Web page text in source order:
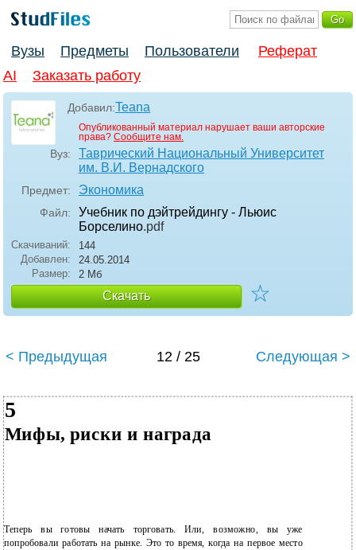
Вузы Предметы Пользователи
Реферат
AI
Заказать работу
Добавил:Teana
Опубликованный материал нарушает ваши авторские
права? Сообщите нам.
Вуз:
Таврический Национальный Университет
им. В.И. Вернадского
Предмет: Экономика
Файл:
Учебник по дэйтрейдингу - Льюис
Борселино.pdf
Скачиваний:
144
Добавлен:
24.05.2014
Размер:
2 Мб
Скачать ☆
< Предыдущая 12 / 25 Следующая >
5
Мифы, риски и награда
Теперь вы готовы начать торговать. Или, возможно, вы уже
попробовали работать на рынке. Это то время, когда на первое место